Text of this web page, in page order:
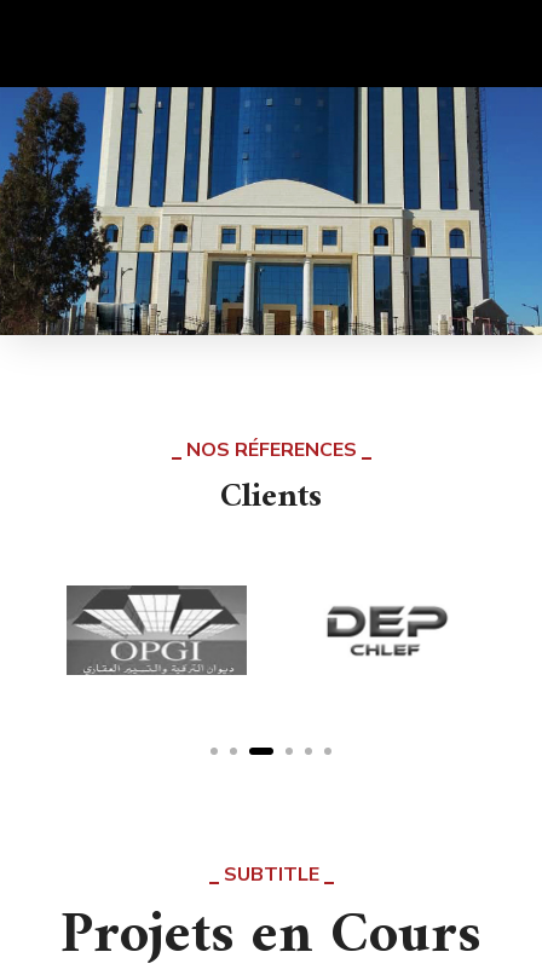
NOS RÉFERENCES
Clients
SUBTITLE
Projets en Cours